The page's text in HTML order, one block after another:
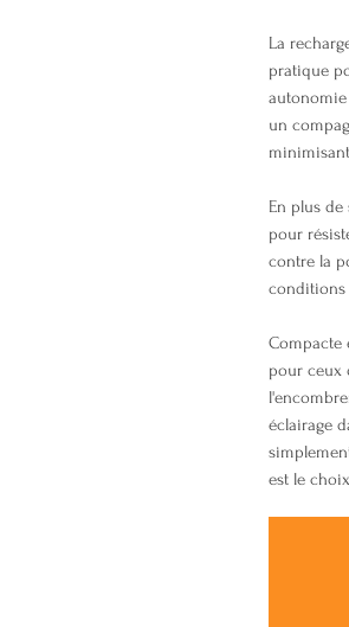
La
pratique
autonomie
un
En plus
pour
contre la
conditions
Compacte
pour ceux
éclairage
est le